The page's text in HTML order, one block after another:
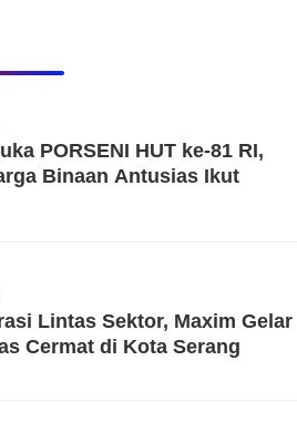
PORSENI HUT ke-81 RI,
Binaan Antusias Ikut
Lintas Sektor, Maxim Gelar
Cermat di Kota Serang